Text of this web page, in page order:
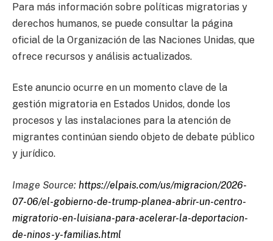
Para más información sobre políticas migratorias y
derechos humanos, se puede consultar la página
oficial de la Organización de las Naciones Unidas, que
ofrece recursos y análisis actualizados.
Este anuncio ocurre en un momento clave de la
gestión migratoria en Estados Unidos, donde los
procesos y las instalaciones para la atención de
migrantes continúan siendo objeto de debate público
y jurídico.
Image Source: https://elpais.com/us/migracion/2026-
07-06/el-gobierno-de-trump-planea-abrir-un-centro-
migratorio-en-luisiana-para-acelerar-la-deportacion-
de-ninos-y-familias.html